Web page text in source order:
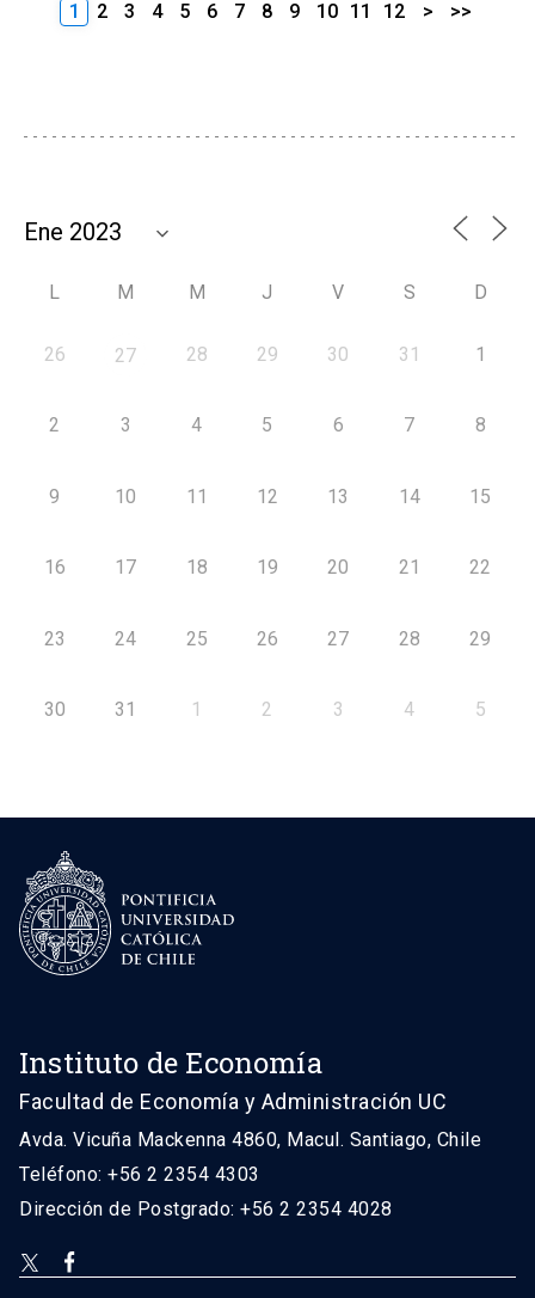
1 2 3 4 5 6 7 8 9 10 11 12 > >>
L M M J V S D
26 27 28 29 30 31 1
2 3 4 5 6 7 8
9 10 11 12 13 14 15
16 17 18 19 20 21 22
23 24 25 26 27 28 29
30 31 1 2 3 4 5
Instituto de Economía
Facultad de Economía y Administración UC
Avda. Vicuña Mackenna 4860, Macul. Santiago, Chile
Teléfono: +56 2 2354 4303
Dirección de Postgrado: +56 2 2354 4028